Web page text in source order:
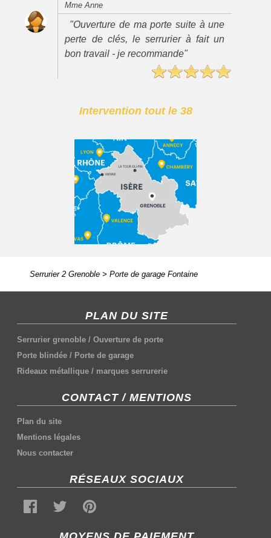
Mme Anne
"Ouverture de ma porte suite à une
perte de clés, le serrurier à fait un
bon travail - je recommande"
Intervention tout le 38
Serrurier 2 Grenoble> Porte de garage Fontaine
PLAN DU SITE
Serrurier grenoble /Ouverture de porte
Porte blindée / Porte de garage
Rideaux métallique / marques serrurerie
CONTACT / MENTIONS
Plan du site
Mentions légales
Nous contacter
RÉSEAUX SOCIAUX